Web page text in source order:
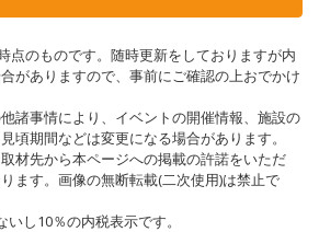
点のものです。随時更新をしておりますが内
がありますので、事前にご確認の上おでかけ
諸事情により、イベントの開催情報、施設の
頃期間などは変更になる場合があります。
材先から本ページへの掲載の許諾をいただ
ます。画像の無断転載(二次使用)は禁止で
し10％の内税表示です。